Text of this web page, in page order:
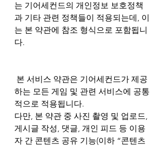
는 기어세컨드의 개인정보 보호정책
과 기타 관련 정책들이 적용되는데, 이
는 본 약관에 참조 형식으로 포함됩니
다.
하는 모든 게임 및 관련 서비스에 공통
적으로 적용됩니다.
다만, 본 약관 중 사진 촬영 및 업로드,
게시글 작성, 댓글, 개인 피드 등 이용
자 간 콘텐츠 공유 기능(이하 “콘텐츠